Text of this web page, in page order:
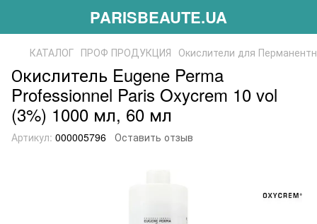
PARISBEAUTE.UA
КАТАЛОГ ПРОФ ПРОДУКЦИЯ Окислители для
Окислитель Eugene Perma
Professionnel Paris Oxycrem 10 vol
(3%) 1000 мл, 60 мл
Артикул: 000005796 Оставить отзыв